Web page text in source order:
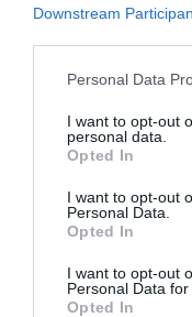
Downstream
Personal Data
I want to opt-out
personal data.
Opted In
I want to opt-out
Personal Data.
Opted In
I want to opt-out
Personal Data for
Opted In
”Vad
000
Så många
Norrtälje